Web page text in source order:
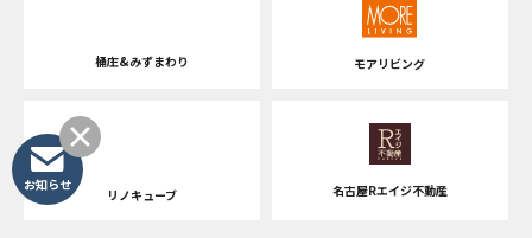
桶庄&みずまわり モアリビング
リノキューブ 名古屋Rエイジ不動産
お知らせ